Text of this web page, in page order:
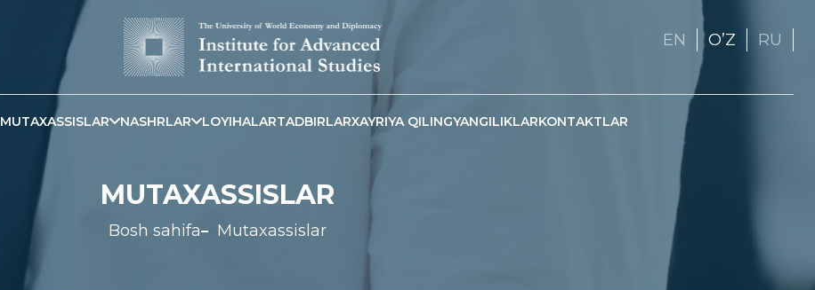
EN OʼZ RU
MUTAXASSISLAR NASHRLAR LOYIHALARTADBIRLARXAYRIYA QILINGYANGILIKLARKONTAKTLAR
MUTAXASSISLAR
Bosh sahifa Mutaxassislar